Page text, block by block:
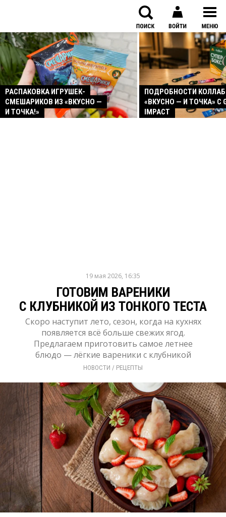
РАСПАКОВКА ИГРУШЕК-
СМЕШАРИКОВ ИЗ «ВКУСНО —
И ТОЧКА!»
ПОДРОБНОСТИ
«ВКУСНО — И ТОЧКА» С
IMPACT
19 мая 2026, 16:35
ГОТОВИМ ВАРЕНИКИ
С КЛУБНИКОЙ ИЗ ТОНКОГО ТЕСТА
Скоро наступит лето, сезон, когда на кухнях
появляется всё больше свежих ягод.
Предлагаем приготовить самое летнее
блюдо — лёгкие вареники с клубникой
НОВОСТИ / РЕЦЕПТЫ